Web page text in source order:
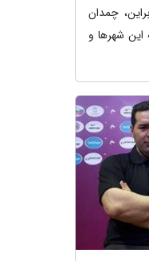
چمدان
این شهرها و